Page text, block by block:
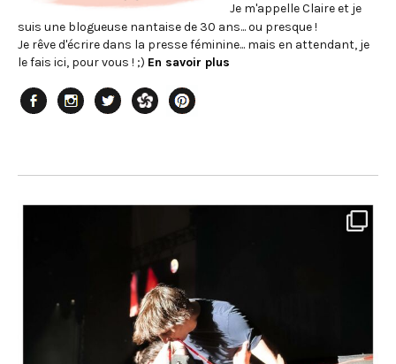
Je m'appelle Claire et je
suis une blogueuse nantaise de 30 ans... ou presque !
Je rêve d'écrire dans la presse féminine... mais en attendant, je
le fais ici, pour vous ! ;) En savoir plus